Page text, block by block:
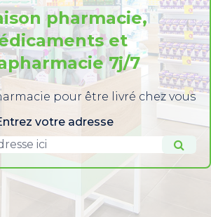
pharmacie,
et
7j/7
pour être livré chez vous
votre adresse